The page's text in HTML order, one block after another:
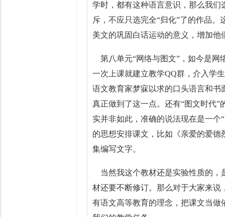
学时，都有这种语言意识，那么我们
斥，不应只选完全“归化”了的作品
美文的巩固白话运动的意义，增加他
第八单元“网络与图文”，如今是网
一次上课就建立教学QQ群，介入学
语文教育家梦寐以求的口头语言和
真正做到了这一点。还有“图文时代
实并非如此，准确的说法现在是一
的思想安排课文，比如《亲爱的爱
集编写文字。
当然我这个教材还是实验性质的，
材还要不断修订。那么对于大家来
有语文高等教育的理念，把课文当